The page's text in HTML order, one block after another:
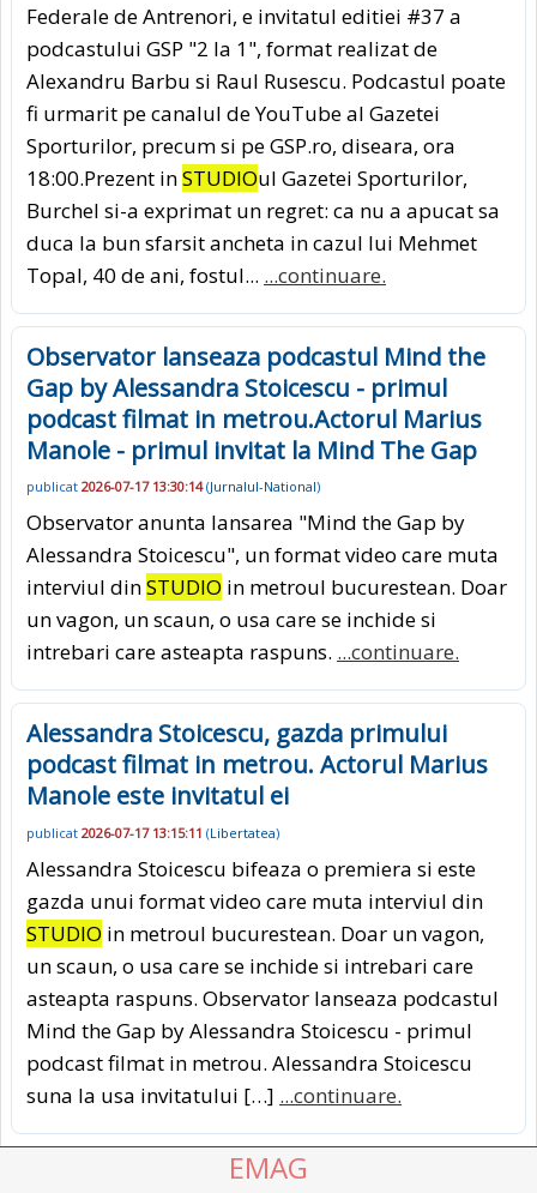
Federale de Antrenori, e invitatul editiei #37 a
podcastului GSP "2 la 1", format realizat de
Alexandru Barbu si Raul Rusescu. Podcastul poate
fi urmarit pe canalul de YouTube al Gazetei
Sporturilor, precum si pe GSP.ro, diseara, ora
18:00.Prezent inSTUDIOul Gazetei Sporturilor,
Burchel si-a exprimat un regret: ca nu a apucat sa
duca la bun sfarsit ancheta in cazul lui Mehmet
Topal, 40 de ani, fostul... ...continuare.
Observator lanseaza podcastul Mind the
Gap by Alessandra Stoicescu - primul
podcast filmat in metrou.Actorul Marius
Manole - primul invitat la Mind The Gap
publicat 2026-07-17 13:30:14(Jurnalul-National)
Observator anunta lansarea "Mind the Gap by
Alessandra Stoicescu", un format video care muta
interviul dinSTUDIO in metroul bucurestean. Doar
un vagon, un scaun, o usa care se inchide si
intrebari care asteapta raspuns. ...continuare.
Alessandra Stoicescu, gazda primului
podcast filmat in metrou. Actorul Marius
Manole este invitatul ei
publicat 2026-07-17 13:15:11 (Libertatea)
Alessandra Stoicescu bifeaza o premiera si este
gazda unui format video care muta interviul din
STUDIO in metroul bucurestean. Doar un vagon,
un scaun, o usa care se inchide si intrebari care
asteapta raspuns. Observator lanseaza podcastul
Mind the Gap by Alessandra Stoicescu - primul
podcast filmat in metrou. Alessandra Stoicescu
suna la usa invitatului […] ...continuare.
EMAG